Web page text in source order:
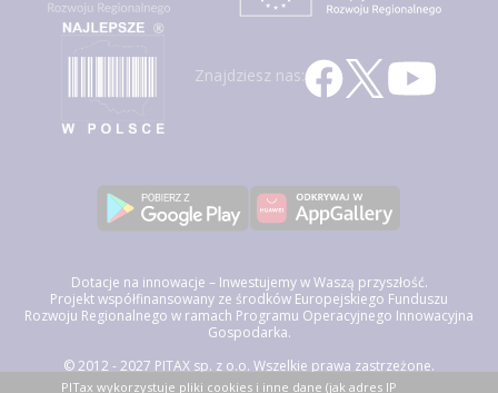
Znajdziesz nas:
Dotacje na innowacje – Inwestujemy w Waszą przyszłość.
Projekt współfinansowany ze środków Europejskiego Funduszu
Rozwoju Regionalnego w ramach Programu Operacyjnego Innowacyjna
Gospodarka.
© 2012 - 2027 PITAX sp. z o.o. Wszelkie prawa zastrzeżone.
Korzystając z niniejszego serwisu akceptujeszRegulamin Świadczenia
PITax wykorzystuje pliki cookies i inne dane (jak adres IP